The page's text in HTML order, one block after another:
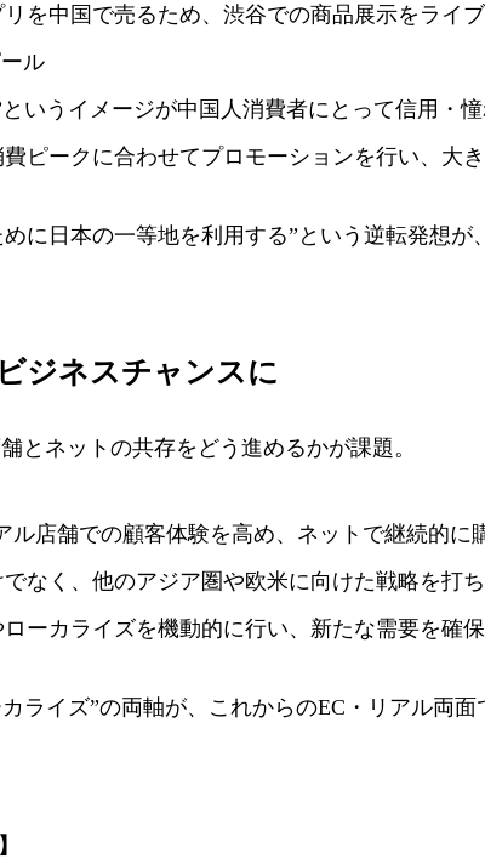
を中国で売るため、渋谷での商品展示をライ
ル
いうイメージが中国人消費者にとって信用・
ピークに合わせてプロモーションを行い、大
に日本の一等地を利用する”という逆転発想
ジネスチャンスに
とネットの共存をどう進めるかが課題。
ル店舗での顧客体験を高め、ネットで継続的に
なく、他のアジア圏や欧米に向けた戦略を打
ーカライズを機動的に行い、新たな需要を確保
ライズ”の両軸が、これからのEC・リアル両